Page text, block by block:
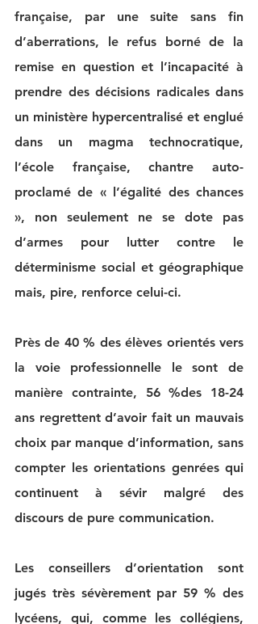
française, par une suite sans fin
d’aberrations, le refus borné de la
remise en question et l’incapacité à
prendre des décisions radicales dans
un ministère hypercentralisé et englué
dans un magma technocratique,
l’école française, chantre auto-
proclamé de « l’égalité des chances
», non seulement ne se dote pas
d’armes pour lutter contre le
déterminisme social et géographique
mais, pire, renforce celui-ci.
Près de 40 % des élèves orientés vers
la voie professionnelle le sont de
manière contrainte, 56 %des 18-24
ans regrettent d’avoir fait un mauvais
choix par manque d’information, sans
compter les orientations genrées qui
continuent à sévir malgré des
discours de pure communication.
Les conseillers d’orientation sont
jugés très sévèrement par 59 % des
lycéens, qui, comme les collégiens,